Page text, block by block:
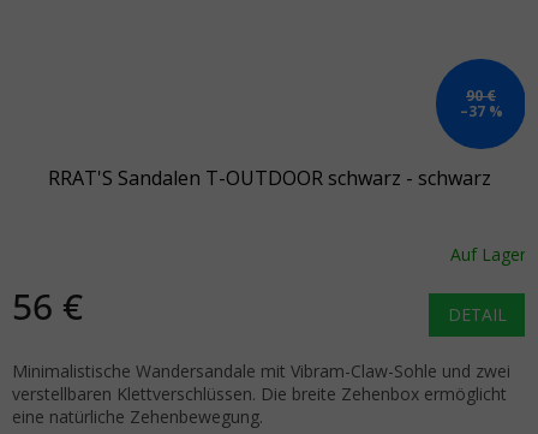
90 €
–37 %
RRAT'S Sandalen T-OUTDOOR schwarz - schwarz
Auf Lager
56 € DETAIL
Minimalistische Wandersandale mit Vibram-Claw-Sohle und zwei
verstellbaren Klettverschlüssen. Die breite Zehenbox ermöglicht
eine natürliche Zehenbewegung.